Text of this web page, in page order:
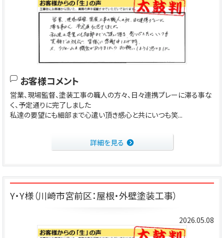
お客様コメント
営業、現場監督、塗装工事の職人の方々、日々連携プレーに滞る事な
く、予定通りに完了しました
私達の要望にも細部まで心遣い頂き感心と共にいつも笑...
詳細を見る
Y・Y様（川崎市宮前区：屋根・外壁塗装工事）
2026.05.08